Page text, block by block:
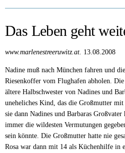
Das Leben geht
www.marlenestreeruwitz.at. 13.08.2008
Nadine muß nach München fahren und
Riesenkoffer vom Flughafen abholen.
ältere Halbschwester von Nadines und
uneheliches Kind, das die Großmutter
sie dann Nadines und Barbaras
immer die wildesten Vermutungen
sein könnte. Die Großmutter hatte nie
Rosa war dann mit 14 als Küchenhilfe in